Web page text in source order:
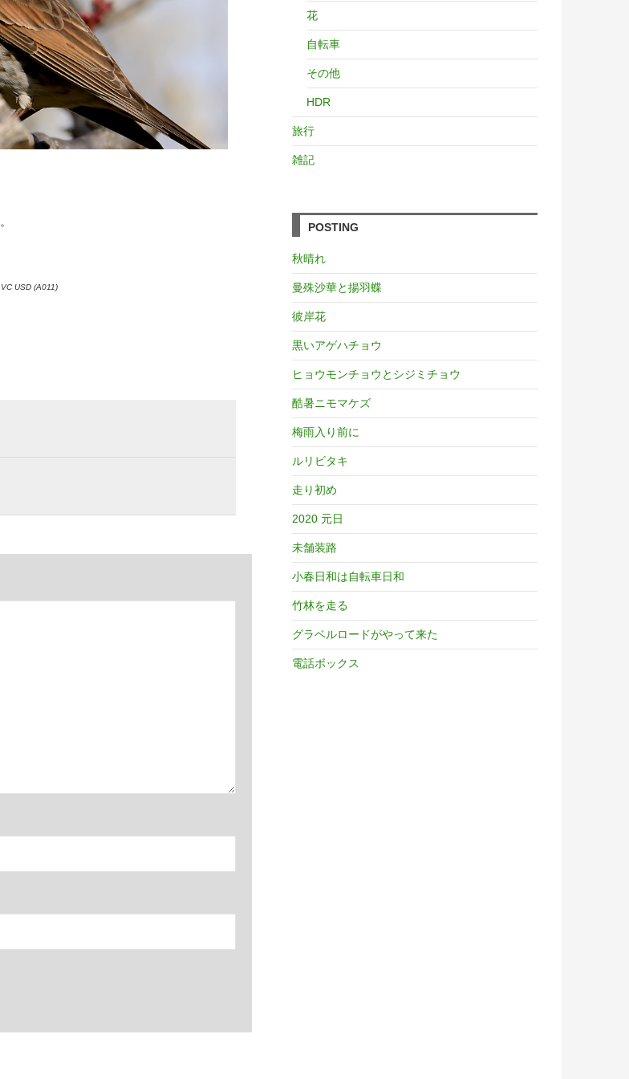
USD (A011)
花
自転車
その他
HDR
旅行
雑記
POSTING
秋晴れ
曼殊沙華と揚羽蝶
彼岸花
黒いアゲハチョウ
ヒョウモンチョウとシジミチョウ
酷暑ニモマケズ
梅雨入り前に
ルリビタキ
走り初め
2020 元日
未舗装路
小春日和は自転車日和
竹林を走る
グラベルロードがやって来た
電話ボックス